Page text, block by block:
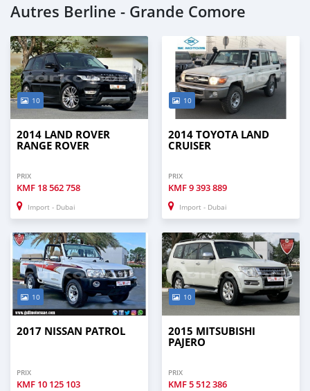
Autres Berline - Grande Comore
10
2014 LAND ROVER
RANGE ROVER
PRIX
KMF 18 562 758
Import - Dubai
10
2014 TOYOTA LAND
CRUISER
PRIX
KMF9 393 889
Import - Dubai
10
2017 NISSAN PATROL
PRIX
KMF 10 125 103
10
2015 MITSUBISHI
PAJERO
PRIX
KMF5 512 386